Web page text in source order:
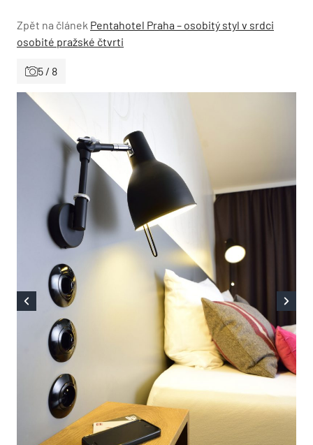
Zpět na článek Pentahotel Praha – osobitý styl v srdci
osobité pražské čtvrti
5 / 8